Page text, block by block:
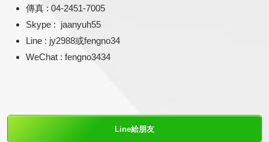
傳真 : 04-2451-7005
Skype : jaanyuh55
Line : jy2988或fengno34
WeChat : fengno3434
Line給朋友